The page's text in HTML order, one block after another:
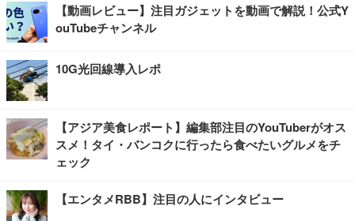
【動画レビュー】注目ガジェットを動画で解説！公式Y
ouTubeチャンネル
10G光回線導入レポ
【アジア美食レポート】編集部注目のYouTuberがオス
スメ！タイ・バンコクに行ったら食べたいグルメをチ
ェック
【エンタメRBB】注目の人にインタビュー